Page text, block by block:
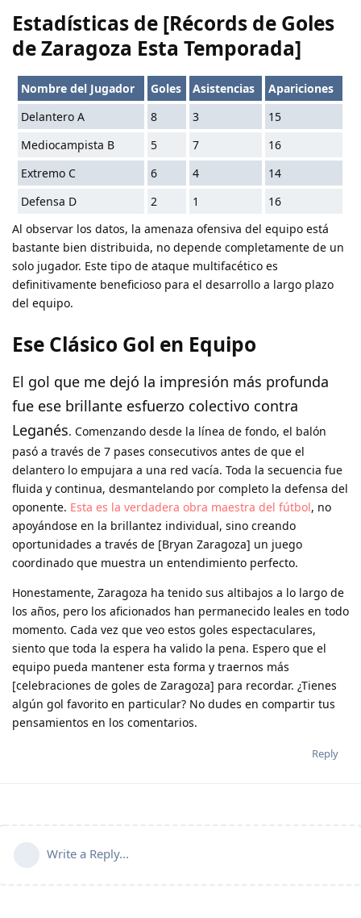
Estadísticas de [Récords de Goles
de Zaragoza Esta Temporada]
Nombre del Jugador Goles Asistencias
Apariciones
Delantero A
8 3
15
Mediocampista B
5 7
16
Extremo C
6 4
14
Defensa D
2 1
16
Al observar los datos, la amenaza ofensiva del equipo está
bastante bien distribuida, no depende completamente de un
solo jugador. Este tipo de ataque multifacético es
definitivamente beneficioso para el desarrollo a largo plazo
del equipo.
Ese Clásico Gol en Equipo
El gol que me dejó la impresión más profunda
fue ese brillante esfuerzo colectivo contra
Leganés. Comenzando desde la línea de fondo, el balón
pasó a través de 7 pases consecutivos antes de que el
delantero lo empujara a una red vacía. Toda la secuencia fue
fluida y continua, desmantelando por completo la defensa del
oponente. Esta es la verdadera obra maestra del fútbol, no
apoyándose en la brillantez individual, sino creando
oportunidades a través de [Bryan Zaragoza] un juego
coordinado que muestra un entendimiento perfecto.
Honestamente, Zaragoza ha tenido sus altibajos a lo largo de
los años, pero los aficionados han permanecido leales en todo
momento. Cada vez que veo estos goles espectaculares,
siento que toda la espera ha valido la pena. Espero que el
equipo pueda mantener esta forma y traernos más
[celebraciones de goles de Zaragoza] para recordar. ¿Tienes
algún gol favorito en particular? No dudes en compartir tus
pensamientos en los comentarios.
Reply
Write a Reply...